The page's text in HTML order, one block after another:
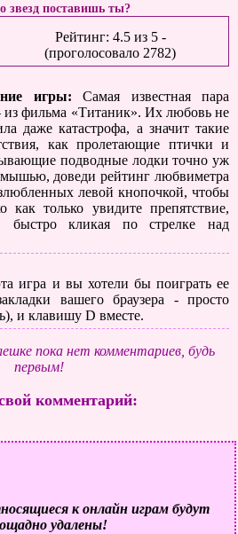
звезд поставишь ты?
Рейтинг: 4.5из 5-
(проголосовало 2782)
игры:
Самая известная пара
из фильма «Титаник». Их любовь не
даже катастрофа, а значит такие
как пролетающие птички и
подводные лодки точно уж
доведи рейтинг любвиметра
левой кнопочкой, чтобы
как только увидите препятствие,
быстро кликая по стрелке над
игра и вы хотели бы поиграть ее
вашего браузера - просто
и клавишу D вместе.
пока нет комментариев, будь
первым!
комментарий:
к онлайн играм будут
удалены!